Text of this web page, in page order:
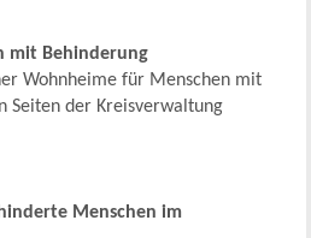
mit Behinderung
Wohnheime für Menschen mit
Seiten der Kreisverwaltung
Menschen im